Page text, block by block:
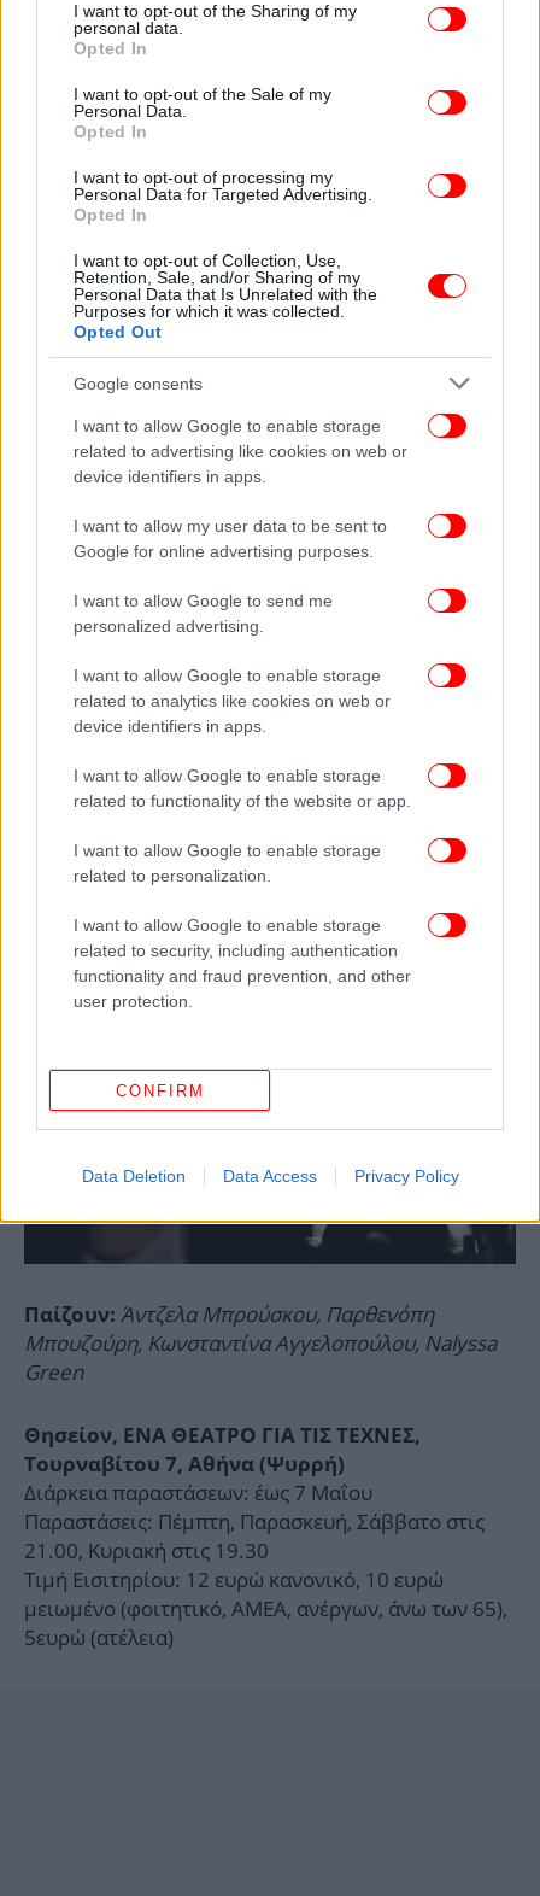
not limited to your visit or usage behaviour. You may click to
grant or deny consent to Google and its third-party tags to
use your data for below specified purposes in below Google
consent section.
I want to opt-out of the Sharing of my
personal data.
Opted In
I want to opt-out of the Sale of my
Personal Data.
Opted In
I want to opt-out of processing my
Personal Data for Targeted Advertising.
Opted In
I want to opt-out of Collection, Use,
Retention, Sale, and/or Sharing of my
Personal Data that Is Unrelated with the
Purposes for which it was collected.
Opted Out
Google consents
I want to allow Google to enable storage
related to advertising like cookies on web or
device identifiers in apps.
I want to allow my user data to be sent to
Google for online advertising purposes.
I want to allow Google to send me
personalized advertising.
I want to allow Google to enable storage
related to analytics like cookies on web or
device identifiers in apps.
I want to allow Google to enable storage
related to functionality of the website or app.
I want to allow Google to enable storage
related to personalization.
I want to allow Google to enable storage
related to security, including authentication
functionality and fraud prevention, and other
user protection.
CONFIRM
Data Deletion Data Access Privacy Policy
Η πολυπλοκότητα της ψυχής
Με το 4.48 Ψύχωση η Σάρα Κέιν μας καλεί να
ανθρώπινης ψυχικής εμπειρίας σε όλο τον τρόμο
και την ομορφιά.
να καταλάβουν τον εαυτό και να ερμηνεύσουν τον
κόσμο μέσα από ένα σώμα σε διαρκή πολιορκία.
Δεν έχω επιθυμία θανάτου, κανείς αυτόχειρας ποτέ
πολλών, όμως, δεν αφήνει και πολλά περιθώρια
Σάρα Κέιν
Πρεμιέρα 27 Απριλίου
Σκηνοθεσία-μετάφραση-κάμερα-σχεδιασμός χώρου:
Μουσική -σχεδιασμός ήχου: Nalyssa Green
Φωτογραφίες: Ευτυχία Βλάχου
Παίζουν: Άντζελα Μπρούσκου, Παρθενόπη
Μπουζούρη, Κωνσταντίνα Αγγελοπούλου, Nalyssa
Green
Θησείον, ΕΝΑ ΘΕΑΤΡΟ ΓΙΑ ΤΙΣ ΤΕΧΝΕΣ,
Τουρναβίτου 7, Αθήνα (Ψυρρή)
Διάρκεια παραστάσεων: έως 7 Μαΐου
Παραστάσεις: Πέμπτη, Παρασκευή, Σάββατο στις
21.00, Κυριακή στις 19.30
Τιμή Εισιτηρίου: 12 ευρώ κανονικό, 10 ευρώ
μειωμένο (φοιτητικό, ΑΜΕΑ, ανέργων, άνω των 65),
5ευρώ (ατέλεια)